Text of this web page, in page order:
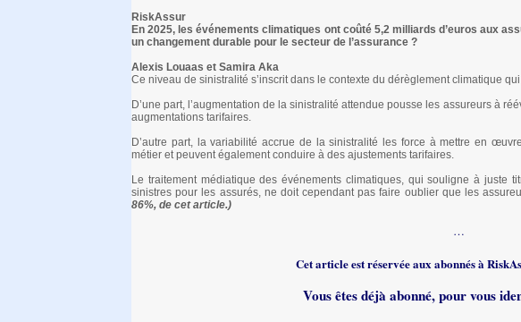
RiskAssur
En 2025, les événements climatiques ont coûté 5,2 milliards d’euros aux
un changement durable pour le secteur de l’assurance ?
Alexis Louaas et Samira Aka
Ce niveau de sinistralité s’inscrit dans le contexte du dérèglement climatique
D’une part, l’augmentation de la sinistralité attendue pousse les assureurs à
augmentations tarifaires.
D’autre part, la variabilité accrue de la sinistralité les force à mettre en
métier et peuvent également conduire à des ajustements tarifaires.
Le traitement médiatique des événements climatiques, qui souligne à juste
sinistres pour les assurés, ne doit cependant pas faire oublier que les
86%, de cet article.)
…
Cet article est réservée aux abonnés à
Vous êtes déjà abonné, pour vous